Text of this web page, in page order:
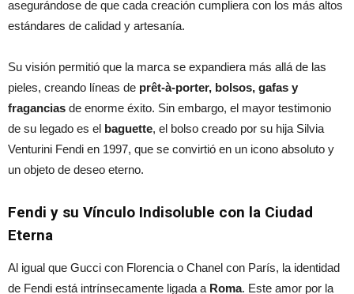
asegurándose de que cada creación cumpliera con los más altos
estándares de calidad y artesanía.
Su visión permitió que la marca se expandiera más allá de las
pieles, creando líneas de prêt-à-porter, bolsos, gafas y
fragancias de enorme éxito. Sin embargo, el mayor testimonio
de su legado es el baguette, el bolso creado por su hija Silvia
Venturini Fendi en 1997, que se convirtió en un icono absoluto y
un objeto de deseo eterno.
Fendi y su Vínculo Indisoluble con la Ciudad
Eterna
Al igual que Gucci con Florencia o Chanel con París, la identidad
de Fendi está intrínsecamente ligada a Roma. Este amor por la